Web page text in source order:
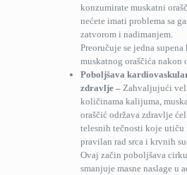
konzumirate muskatni
nećete imati problema sa
zatvorom i nadimanjem.
Preoručuje se jedna supena
muskatnog oraščića nakon
Poboljšava
zdravlje – Zahvaljujući
količinama kalijuma,
oraščić održava zdravlje
telesnih tečnosti koje utiču
pravilan rad srca i krvnih
Ovaj začin poboljšava
smanjuje masne naslage u